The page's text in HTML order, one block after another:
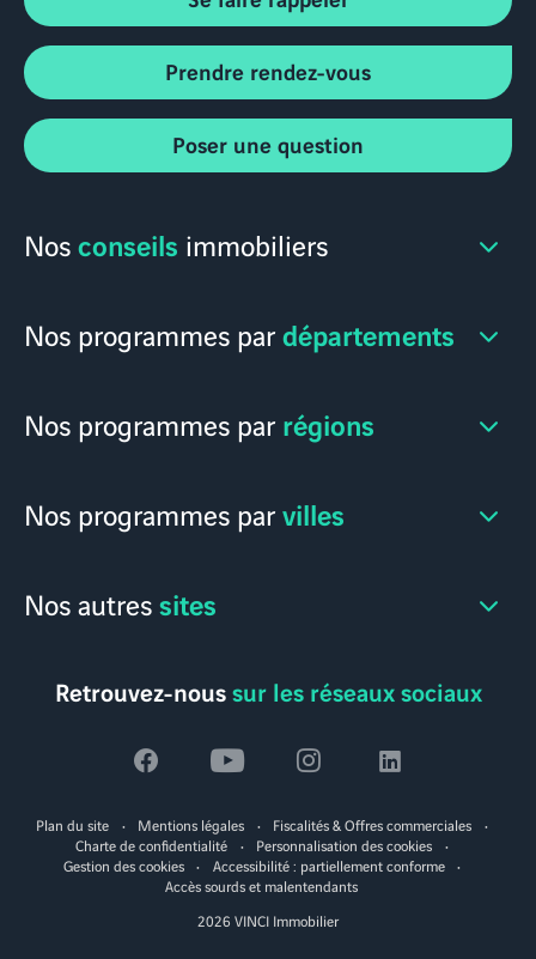
Prendre rendez-vous
Poser une question
Nosconseils immobiliers
Nos programmes pardépartements
Nos programmes par régions
Nos programmes parvilles
Nos autressites
Retrouvez-noussur les réseaux sociaux
Voir
la
page
facebook
Voir
la
page
youtube
Voir
la
page
instagram
Voir
page
linkedin
Plan du site Mentions légales
Fiscalités & Offres commerciales
Charte de confidentialité
Personnalisation des cookies
Gestion des cookies
Accessibilité : partiellement conforme
Accès sourds et malentendants
2026 VINCI Immobilier